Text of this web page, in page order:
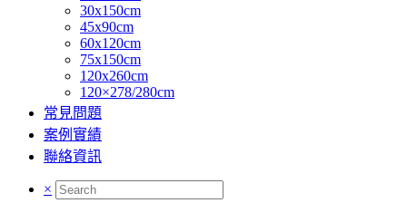
30x150cm
45x90cm
60x120cm
75x150cm
120x260cm
120×278/280cm
常見問題
案例實績
聯絡資訊
×